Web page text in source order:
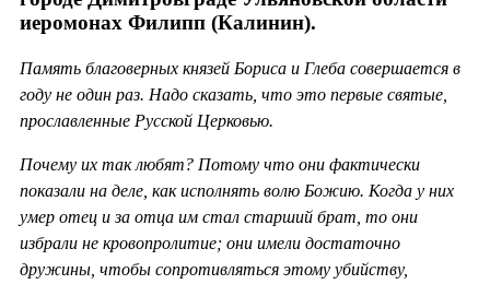
иеромонах Филипп (Калинин).
Память благоверных князей Бориса и Глеба совершается в
году не один раз. Надо сказать, что это первые святые,
прославленные Русской Церковью.
Почему их так любят? Потому что они фактически
показали на деле, как исполнять волю Божию. Когда у них
умер отец и за отца им стал старший брат, то они
избрали не кровопролитие; они имели достаточно
дружины, чтобы сопротивляться этому убийству,